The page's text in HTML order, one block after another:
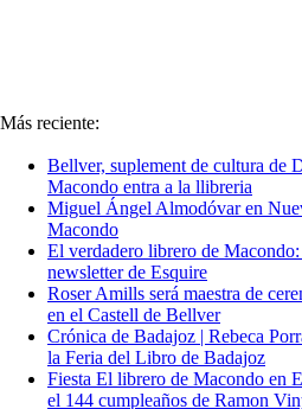
Más reciente:
Bellver, suplement de cultura de
Macondo entra a la llibreria
Miguel Ángel Almodóvar en
Macondo
El verdadero librero de
newsletter de Esquire
Roser Amills será maestra de
en el Castell de Bellver
Crónica de Badajoz | Rebeca
la Feria del Libro de Badajoz
Fiesta El librero de Macondo en
el 144 cumpleaños de Ramon